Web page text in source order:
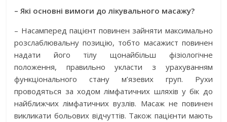
– Які основні вимоги до лікувального масажу?
– Насамперед пацієнт повинен зайняти максимально
розслаблювальну позицію, тобто масажист повинен
надати його тілу щонайбільш фізіологічне
положення, правильно укласти з урахуванням
функціонального стану м’язевих груп. Рухи
проводяться за ходом лімфатичних шляхів у бік до
найближчих лімфатичних вузлів. Масаж не повинен
викликати больових відчуттів. Також пацієнти мають